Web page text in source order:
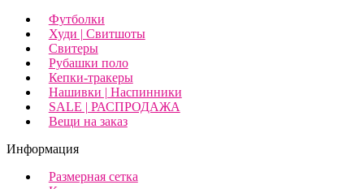
Футболки
Худи | Свитшоты
Свитеры
Рубашки поло
Кепки-тракеры
Нашивки | Наспинники
SALE | РАСПРОДАЖА
Вещи на заказ
Информация
Размерная сетка